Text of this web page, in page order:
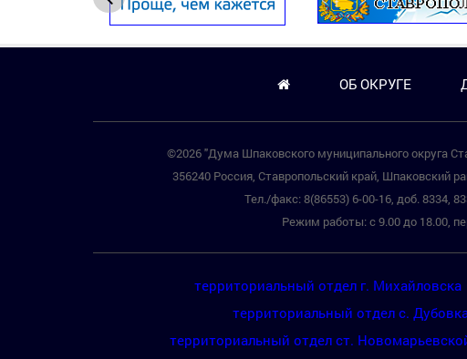
ОБ ОКРУГЕ
©2026 "Дума Шпаковского муниципального округа
356240 Россия, Ставропольский край, Шпаковский
Тел./факс: 8(86553) 6-00-16, доб. 8334,
Режим работы: с 9.00 до 18.00,
территориальный отдел г. Михайловска
территориальный отдел с.
территориальный отдел ст.